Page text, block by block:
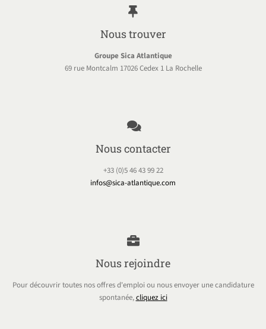
Nous trouver
Groupe Sica Atlantique
69 rue Montcalm 17026 Cedex 1 La Rochelle
Nous contacter
+33 (0)5 46 43 99 22
infos@sica-atlantique.com
Nous rejoindre
Pour découvrir toutes nos offres d'emploi ou nous envoyer une candidature
spontanée,cliquez ici